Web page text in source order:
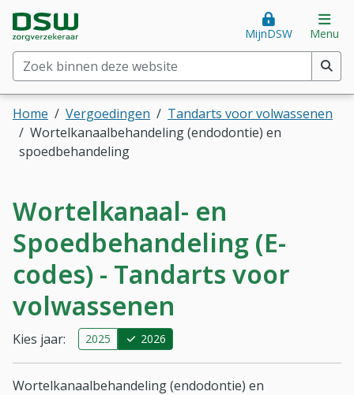
Direct naar hoofdinhoud
Direct naar hoofdmenuDSW Zorgverzekeraar. Goed voor je.
Zoek binnen deze website(min. 2 tekens)
MijnDSW Menu
Home Vergoedingen
Tandarts voor volwassenen
Wortelkanaalbehandeling (endodontie) en
spoedbehandeling
Wortelkanaal- en
Spoedbehandeling (E-
codes) - Tandarts voor
volwassenen
Kies jaar: 2025 2026
Wortelkanaalbehandeling (endodontie) en